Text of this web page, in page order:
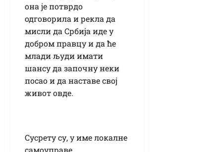
она је потврдо
одговорила и рекла да
мисли да Србија иде у
добром правцу и да ће
млади људи имати
шансу да започну неки
посао и да наставе свој
живот овде.
Сусрету су, у име локалне
самоуправе,